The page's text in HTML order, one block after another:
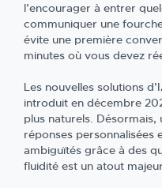
l’encourager à entrer
communiquer une
évite une première
minutes où vous devez
Les nouvelles solutions
introduit en décembre
plus naturels.
réponses personnalisées
ambiguïtés grâce à des
fluidité est un atout